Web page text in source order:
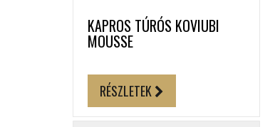
KAPROS TÚRÓS KOVIUBI
MOUSSE
RÉSZLETEK